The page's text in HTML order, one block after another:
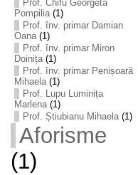
Prof. Chifu Georgeta
Pompilia(1)
Prof. înv. primar Damian
Oana(1)
Prof. înv. primar Miron
Doinița(1)
Prof. înv. primar Penișoară
Mihaela(1)
Prof. Lupu Luminița
Marlena(1)
Prof. Știubianu Mihaela(1)
Aforisme
(1)